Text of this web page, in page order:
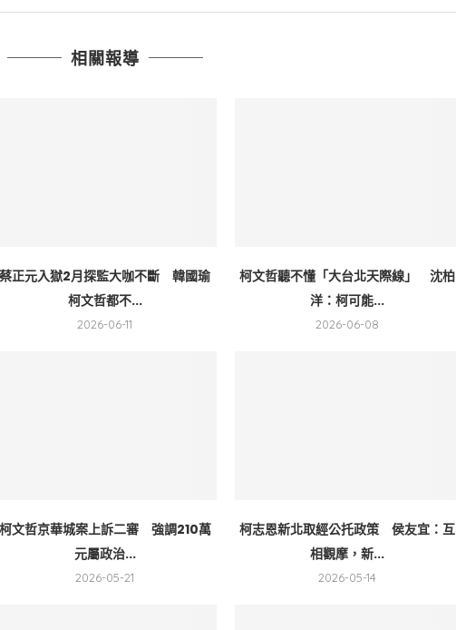
相關報導
蔡正元入獄2月探監大咖不斷 韓國瑜
柯文哲都不...
2026-06-11
柯文哲聽不懂「大台北天際線」 沈柏
洋：柯可能...
2026-06-08
柯文哲京華城案上訴二審 強調210萬
元屬政治...
2026-05-21
柯志恩新北取經公托政策 侯友宜：互
相觀摩，新...
2026-05-14